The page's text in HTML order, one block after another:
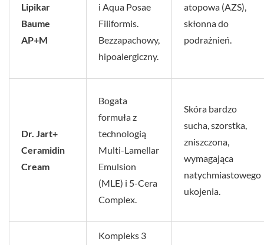
Lipikar
Baume
AP+M
i Aqua Posae
Filiformis.
Bezzapachowy,
hipoalergiczny.
atopowa (AZS),
skłonna do
podrażnień.
Dr. Jart+
Ceramidin
Cream
Bogata
formuła z
technologią
Multi-Lamellar
Emulsion
(MLE) i 5-Cera
Complex.
Skóra bardzo
sucha, szorstka,
zniszczona,
wymagająca
natychmiastowego
ukojenia.
Kompleks 3